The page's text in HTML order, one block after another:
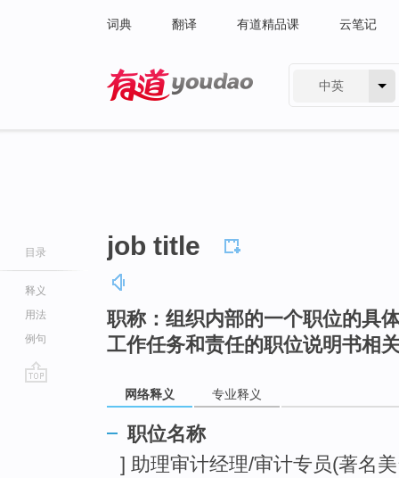
词典 翻译 有道精品课 云笔记
中英
目录
释义
用法
例句
job title
职称：组织内部的一个职位的具
工作任务和责任的职位说明书相
网络释义 专业释义
职位名称
] 助理审计经理/审计专员(著名